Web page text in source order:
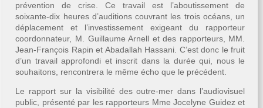
prévention de crise. Ce travail est l’aboutissement de
soixante-dix heures d’auditions couvrant les trois océans, un
déplacement et l’investissement exigeant du rapporteur
coordonnateur, M. Guillaume Arnell et des rapporteurs, MM.
Jean-François Rapin et Abadallah Hassani. C’est donc le fruit
d’un travail approfondi et inscrit dans la durée qui, nous le
souhaitons, rencontrera le même écho que le précédent.
Le rapport sur la visibilité des outre-mer dans l’audiovisuel
public, présenté par les rapporteurs Mme Jocelyne Guidez et